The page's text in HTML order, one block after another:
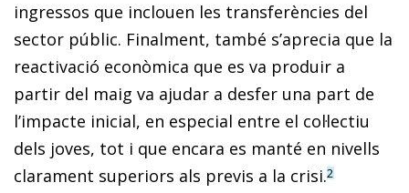
ingressos que inclouen les transferències del
sector públic. Finalment, també s’aprecia que la
reactivació econòmica que es va produir a
partir del maig va ajudar a desfer una part de
l’impacte inicial, en especial entre el col·lectiu
dels joves, tot i que encara es manté en nivells
clarament superiors als previs a la crisi.2